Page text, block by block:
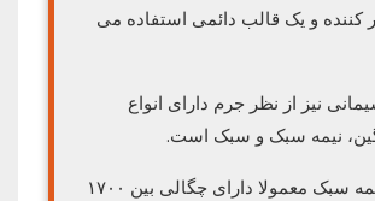
کننده و یک قالب دائمی استفاده می
نیز از نظر جرم دارای انواع
نیمه سبک و سبک است.
بلوک های نیمه سبک معمولا دارای چگالی بین ۱۷۰۰